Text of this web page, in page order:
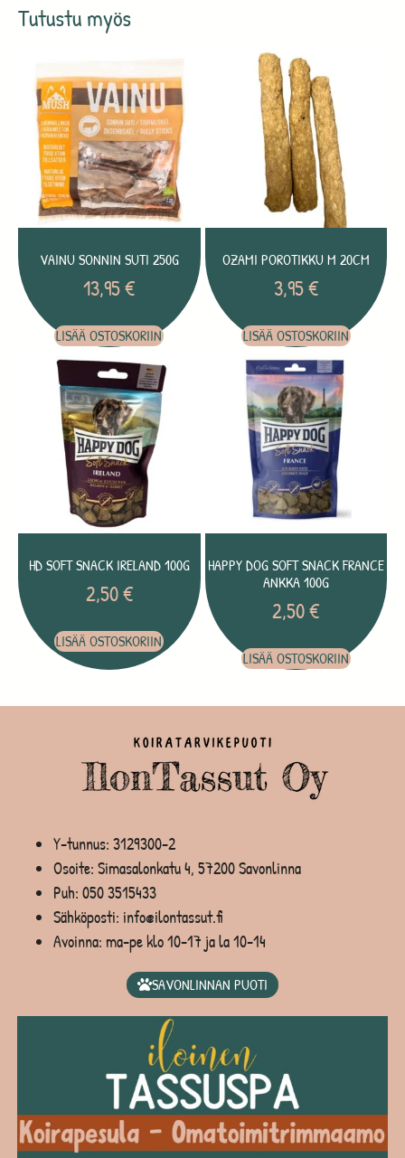
Tutustu myös
VAINU SONNIN SUTI 250G
13,95€
LISÄÄ OSTOSKORIIN
OZAMI POROTIKKU M 20CM
3,95€
LISÄÄ OSTOSKORIIN
HD SOFT SNACK IRELAND 100G
2,50€
LISÄÄ OSTOSKORIIN
HAPPY DOG SOFT SNACK FRANCE
ANKKA 100G
2,50€
LISÄÄ OSTOSKORIIN
Y-tunnus: 3129300-2
Osoite: Simasalonkatu 4, 57200 Savonlinna
Puh: 050 3515433
Sähköposti: info@ilontassut.fi
Avoinna: ma-pe klo 10-17 ja la 10-14
SAVONLINNAN PUOTI